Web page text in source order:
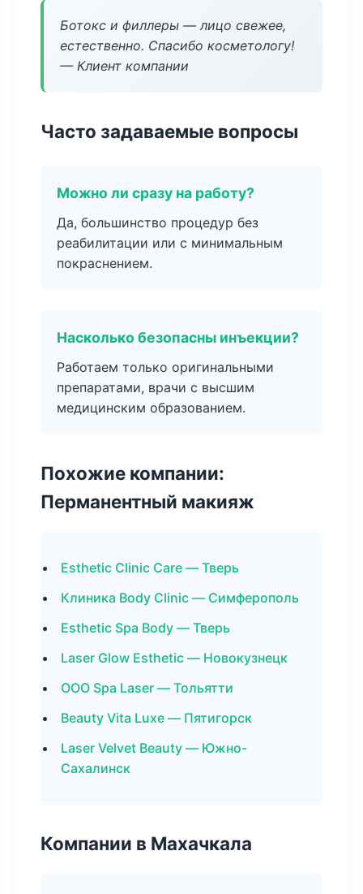
Ботокс и филлеры — лицо свежее,
естественно. Спасибо косметологу!
— Клиент компании
Часто задаваемые вопросы
Можно ли сразу на работу?
Да, большинство процедур без
реабилитации или с минимальным
покраснением.
Насколько безопасны инъекции?
Работаем только оригинальными
препаратами, врачи с высшим
медицинским образованием.
Похожие компании:
Перманентный макияж
Esthetic Clinic Care — Тверь
Клиника Body Clinic — Симферополь
Esthetic Spa Body — Тверь
Laser Glow Esthetic — Новокузнецк
ООО Spa Laser — Тольятти
Beauty Vita Luxe — Пятигорск
Laser Velvet Beauty — Южно-
Сахалинск
Компании в Махачкала